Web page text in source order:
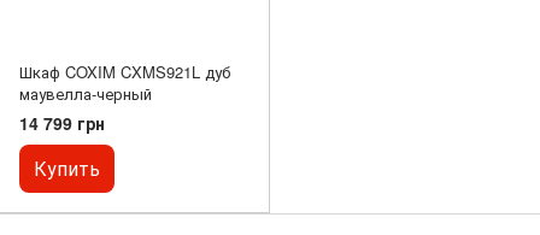
Шкаф COXIM CXMS921L дуб
маувелла-черный
14 799 грн
Купить